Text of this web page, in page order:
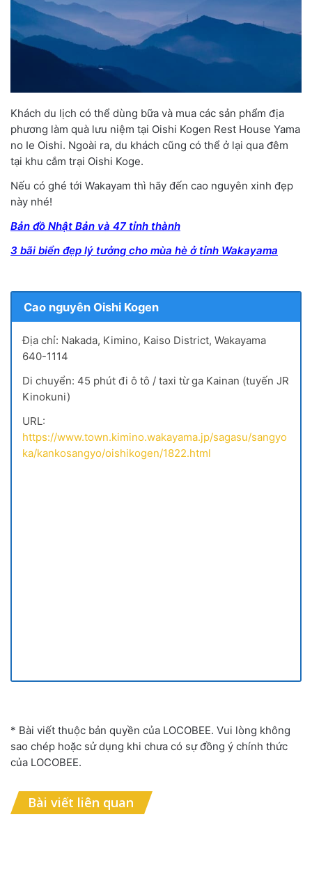
Khách du lịch có thể dùng bữa và mua các sản phẩm địa
phương làm quà lưu niệm tại Oishi Kogen Rest House Yama
no Ie Oishi. Ngoài ra, du khách cũng có thể ở lại qua đêm
tại khu cắm trại Oishi Koge.
Nếu có ghé tới Wakayam thì hãy đến cao nguyên xinh đẹp
này nhé!
Bản đồ Nhật Bản và 47 tỉnh thành
3 bãi biển đẹp lý tưởng cho mùa hè ở tỉnh Wakayama
Cao nguyên Oishi Kogen
Địa chỉ: Nakada, Kimino, Kaiso District, Wakayama
640-1114
Di chuyển: 45 phút đi ô tô / taxi từ ga Kainan (tuyến JR
Kinokuni)
URL:
https://www.town.kimino.wakayama.jp/sagasu/sangyo
ka/kankosangyo/oishikogen/1822.html
* Bài viết thuộc bản quyền của LOCOBEE. Vui lòng không
sao chép hoặc sử dụng khi chưa có sự đồng ý chính thức
của LOCOBEE.
Bài viết liên quan